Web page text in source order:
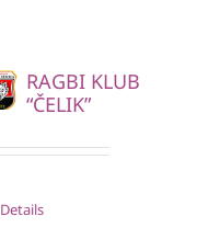
RAGBI KLUB
“ČELIK”
Details